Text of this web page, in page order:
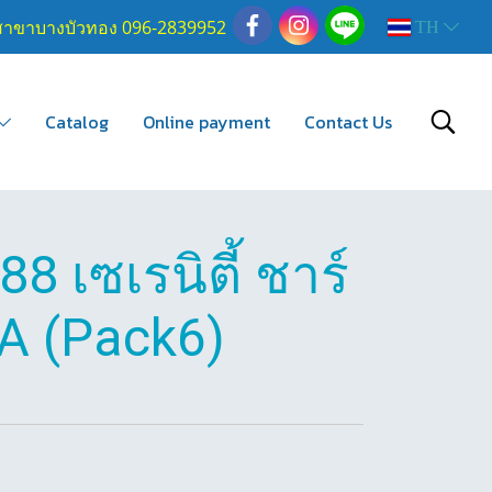
ขาบางบัวทอง 096-2839952 TH
Catalog Online payment Contact Us
เซเรนิตี้ ชาร์
(Pack6)